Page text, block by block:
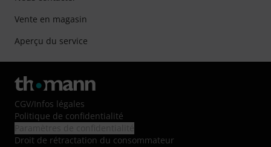
Vente en magasin
Aperçu du service
CGV/Infos légales
Politique de confidentialité
Droit de rétractation du consommateur